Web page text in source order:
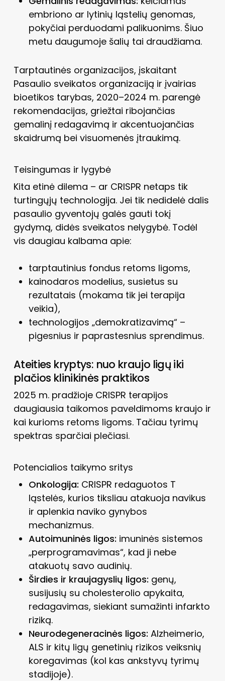
embriono ar lytinių ląstelių genomas,
pokyčiai perduodami palikuonims. Šiuo
metu daugumoje šalių tai draudžiama.
Tarptautinės organizacijos, įskaitant
Pasaulio sveikatos organizaciją ir įvairias
bioetikos tarybas, 2020–2024 m. parengė
rekomendacijas, griežtai ribojančias
gemalinį redagavimą ir akcentuojančias
skaidrumą bei visuomenės įtraukimą.
Teisingumas ir lygybė
Kita etinė dilema – ar CRISPR netaps tik
turtingųjų technologija. Jei tik nedidelė dalis
pasaulio gyventojų galės gauti tokį
gydymą, didės sveikatos nelygybė. Todėl
vis daugiau kalbama apie:
tarptautinius fondus retoms ligoms,
kainodaros modelius, susietus su
rezultatais (mokama tik jei terapija
veikia),
technologijos „demokratizavimą“ –
pigesnius ir paprastesnius sprendimus.
Ateities kryptys: nuo kraujo ligų iki
plačios klinikinės praktikos
2025 m. pradžioje CRISPR terapijos
daugiausia taikomos paveldimoms kraujo ir
kai kurioms retoms ligoms. Tačiau tyrimų
spektras sparčiai plečiasi.
Potencialios taikymo sritys
Onkologija: CRISPR redaguotos T
ląstelės, kurios tiksliau atakuoja navikus
ir aplenkia naviko gynybos
mechanizmus.
Autoimuninės ligos: imuninės sistemos
„perprogramavimas“, kad ji nebe
atakuotų savo audinių.
Širdies ir kraujagyslių ligos: genų,
susijusių su cholesterolio apykaita,
redagavimas, siekiant sumažinti infarkto
riziką.
Neurodegeneracinės ligos: Alzheimerio,
ALS ir kitų ligų genetinių rizikos veiksnių
koregavimas (kol kas ankstyvų tyrimų
stadijoje).